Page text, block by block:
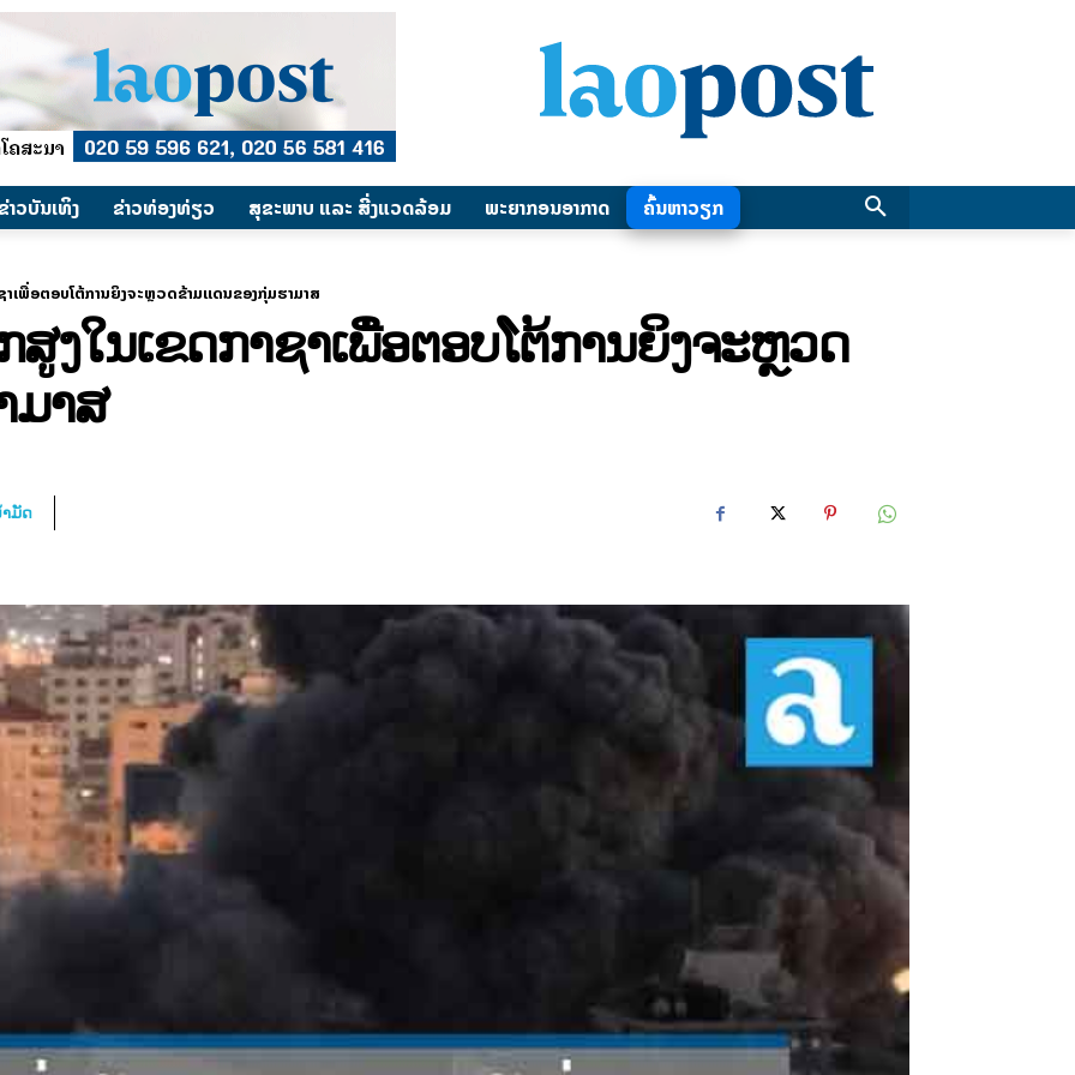
າວບັນເທິງ ​ຂ່າວທ່ອງທ່ຽວ ສຸຂະພາບ ແລະ ສີ່ງແວດລ້ອມ ພະຍາກອນອາກາດ ຄົ້ນຫາວຽກ
າເພື່ອຕອບໂຕ້ການຍິງຈະຫຼວດຂ້າມແດນຂອງກຸ່ມຮາມາສ
ສູງໃນເຂດກາຊາເພື່ອຕອບໂຕ້ການຍິງຈະຫຼວດ
ມາສ
ມັດ